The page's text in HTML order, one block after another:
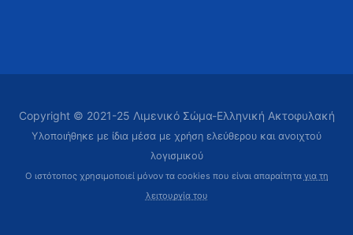
Copyright © 2021-25 Λιμενικό Σώμα-Ελληνική Ακτοφυλακή
Υλοποιήθηκε με ίδια μέσα με χρήση ελεύθερου και ανοιχτού
λογισμικού
Ο ιστότοπος χρησιμοποιεί μόνον τα cookies που είναι απαραίτητα για τη
λειτουργία του